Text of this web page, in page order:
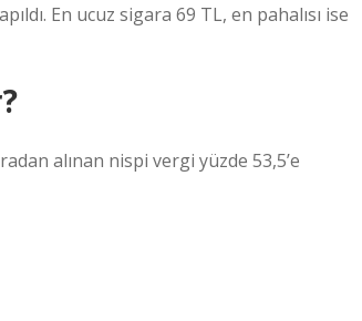
En ucuz sigara 69 TL, en pahalısı ise
alınan nispi vergi yüzde 53,5’e